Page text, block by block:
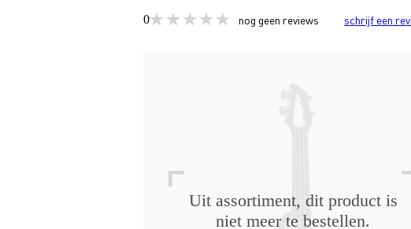
0 nog geen reviews schrijf een
Uit assortiment, dit product is
niet meer te bestellen.